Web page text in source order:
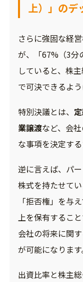
上）」のデ
さらに強固な経
が、「67%（3分
していると、株
で可決できるよう
特別決議とは、
業譲渡など、会
な事項を決定する
逆に言えば、パ
株式を持たせて
「拒否権」を与
上を保有するこ
会社の将来に関
が可能になります
出資比率と株主